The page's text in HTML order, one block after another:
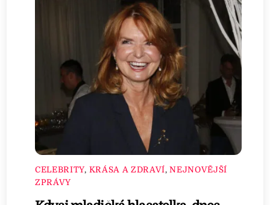
CELEBRITY, KRÁSA A ZDRAVÍ,NEJNOVĚJŠÍ
ZPRÁVY